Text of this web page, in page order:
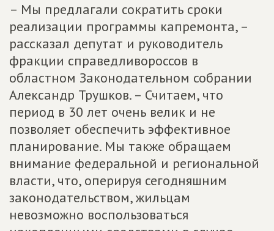
– Мы предлагали сократить сроки
реализации программы капремонта, –
рассказал депутат и руководитель
фракции справедливороссов в
областном Законодательном собрании
Александр Трушков. – Считаем, что
период в 30 лет очень велик и не
позволяет обеспечить эффективное
планирование. Мы также обращаем
внимание федеральной и региональной
власти, что, оперируя сегодняшним
законодательством, жильцам
невозможно воспользоваться